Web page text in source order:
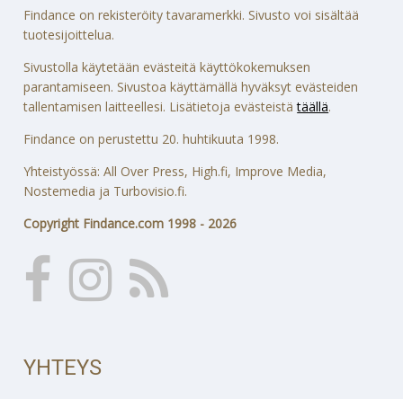
Findance on rekisteröity tavaramerkki. Sivusto voi sisältää
tuotesijoittelua.
Sivustolla käytetään evästeitä käyttökokemuksen
parantamiseen. Sivustoa käyttämällä hyväksyt evästeiden
tallentamisen laitteellesi. Lisätietoja evästeistätäällä.
Findance on perustettu 20. huhtikuuta 1998.
Yhteistyössä: All Over Press, High.fi, Improve Media,
Nostemedia ja Turbovisio.fi.
Copyright Findance.com 1998 - 2026
YHTEYS